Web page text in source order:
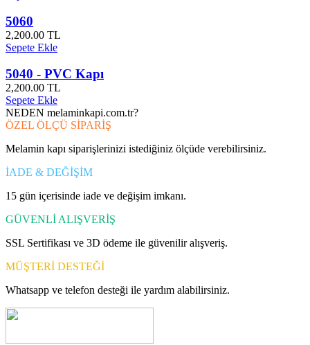
5060
2,200.00 TL
Sepete Ekle
5040 - PVC Kapı
2,200.00 TL
Sepete Ekle
NEDEN melaminkapi.com.tr?
ÖZEL ÖLÇÜ SİPARİŞ
Melamin kapı siparişlerinizi istediğiniz ölçüde verebilirsiniz.
İADE & DEĞİŞİM
15 gün içerisinde iade ve değişim imkanı.
GÜVENLİ ALIŞVERİŞ
SSL Sertifikası ve 3D ödeme ile güvenilir alışveriş.
MÜŞTERİ DESTEĞİ
Whatsapp ve telefon desteği ile yardım alabilirsiniz.